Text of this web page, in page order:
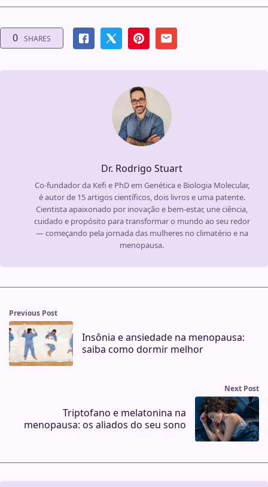
0 SHARES
Dr. Rodrigo Stuart
Co-fundador da Kefi e PhD em Genética e Biologia Molecular,
é autor de 15 artigos científicos, dois livros e uma patente.
Cientista apaixonado por inovação e bem-estar, une ciência,
cuidado e propósito para transformar o mundo ao seu redor
— começando pela jornada das mulheres no climatério e na
menopausa.
Previous Post
Insônia e ansiedade na menopausa:
saiba como dormir melhor
Next Post
Triptofano e melatonina na
menopausa: os aliados do seu sono